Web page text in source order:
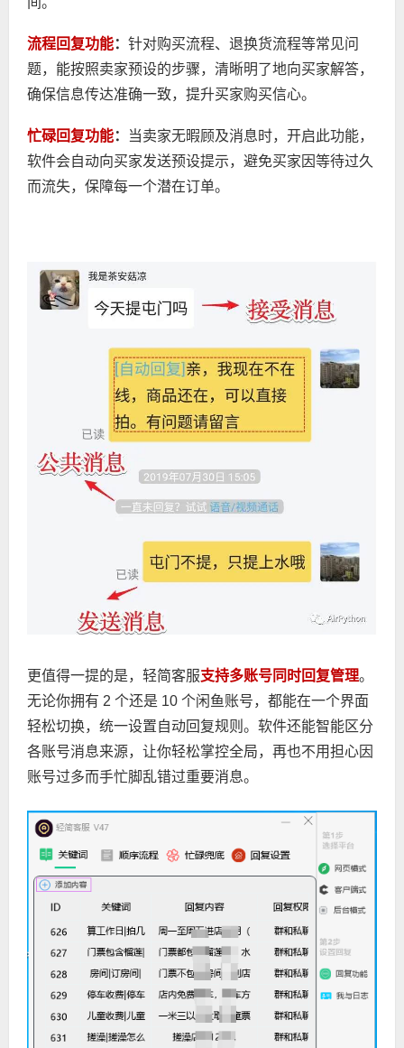
流程回复功能： 针对购买流程、退换货流程等常见问
题，能按照卖家预设的步骤，清晰明了地向买家解答，
确保信息传达准确一致，提升买家购买信心。
忙碌回复功能：
当卖家无暇顾及消息时，开启此功能，
软件会自动向买家发送预设提示，避免买家因等待过久
而流失，保障每一个潜在订单。
更值得一提的是，轻简客服支持多账号同时回复管理。
无论你拥有 2 个还是 10 个闲鱼账号，都能在一个界面
轻松切换，统一设置自动回复规则。软件还能智能区分
各账号消息来源，让你轻松掌控全局，再也不用担心因
账号过多而手忙脚乱错过重要消息。